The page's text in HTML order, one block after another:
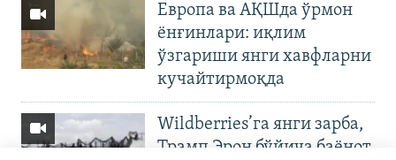
Европа ва АҚШда ўрмон
ёнғинлари: иқлим
ўзгариши янги хавфларни
кучайтирмоқда
Wildberries’га янги зарба,
Трамп Эрон бўйича баёнот